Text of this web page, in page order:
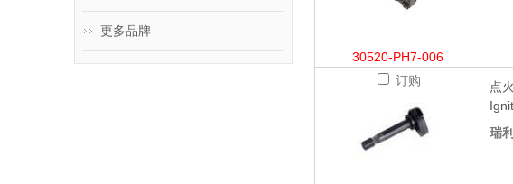
30520-PH7-006
订购
点
瑞
更多品牌